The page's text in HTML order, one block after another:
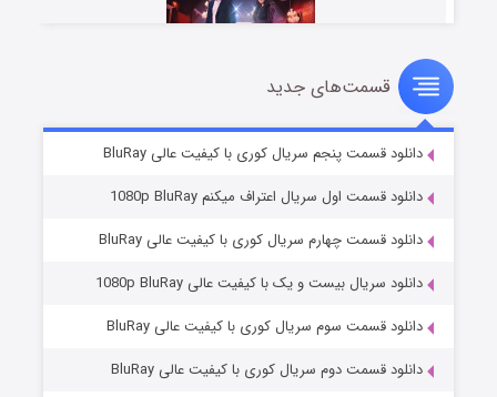
سریال زشت
قسمت۵ (زیرنویس) منتشر شد
وستی ها
قسمت‌های جدید
دانلود قسمت پنجم سریال کوری با کیفیت عالی BluRay
دانلود قسمت اول سریال اعتراف میکنم 1080p BluRay
دانلود قسمت چهارم سریال کوری با کیفیت عالی BluRay
دانلود سریال بیست و یک با کیفیت عالی 1080p BluRay
دانلود قسمت سوم سریال کوری با کیفیت عالی BluRay
دانلود قسمت دوم سریال کوری با کیفیت عالی BluRay